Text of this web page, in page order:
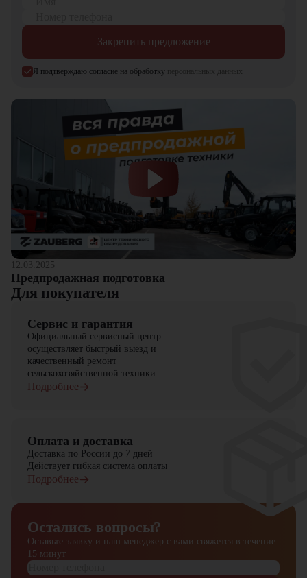
Закрепить предложение
Я подтверждаю согласие на обработку персональных данных
12.03.2025
Предпродажная подготовка
Для покупателя
Сервис и гарантия
Официальный сервисный центр
осуществляет быстрый выезд и
качественный ремонт
сельскохозяйственной техники
Подробнее
Оплата и доставка
Доставка по России до 7 дней
Действует гибкая система оплаты
Подробнее
Остались вопросы?
Оставьте заявку и наш менеджер с вами свяжется в течение
15 минут